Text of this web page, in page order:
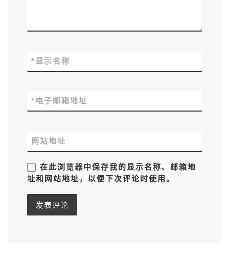
显示名称
*
电子邮箱地址
*
网站地址
在此浏览器中保存我的显示名称、邮箱地
址和网站地址，以便下次评论时使用。